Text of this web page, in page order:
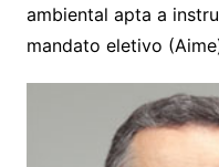
ambiental apta a
mandato eletivo